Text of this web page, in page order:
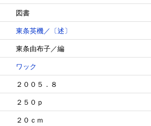
図書
東条英機／〔述〕
東条由布子／編
ワック
２００５．８
２５０ｐ
２０ｃｍ